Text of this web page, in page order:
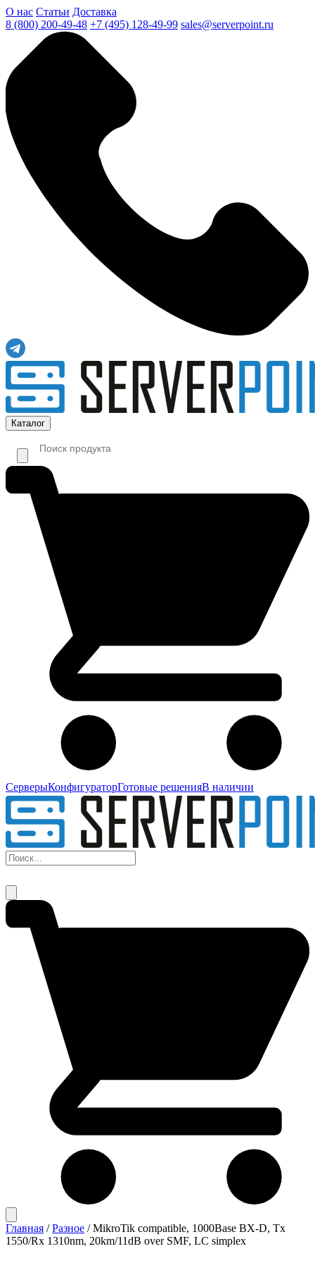
О нас Статьи Доставка
8 (800) 200-49-48 +7 (495) 128-49-99 sales@serverpoint.ru
Каталог
СерверыКонфигураторГотовые решенияВ наличии
Главная / Разное / MikroTik compatible, 1000Base BX-D, Tx
1550/Rx 1310nm, 20km/11dB over SMF, LC simplex